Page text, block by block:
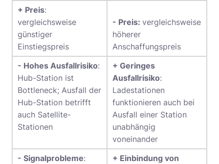
+ Preis:
vergleichsweise
günstiger
Einstiegspreis
- Preis: vergleichsweise
höherer
Anschaffungspreis
- Hohes Ausfallrisiko:
Hub-Station ist
Bottleneck; Ausfall der
Hub-Station betrifft
auch Satellite-
Stationen
+ Geringes
Ausfallrisiko:
Ladestationen
funktionieren auch bei
Ausfall einer Station
unabhängig
voneinander
- Signalprobleme:
+ Einbindung von